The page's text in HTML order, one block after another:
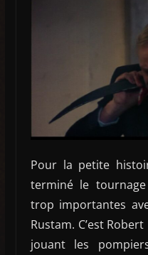
Pour la petite
terminé le
trop importantes
Rustam. C’est
jouant les